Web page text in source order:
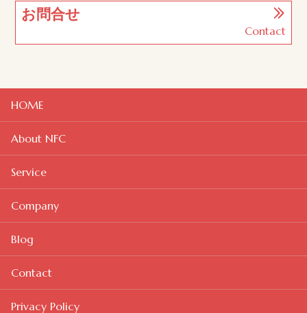
お問合せ
Contact
HOME
About NFC
Service
Company
Blog
Contact
Privacy Policy